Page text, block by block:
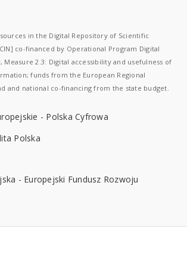
in the Digital Repository of Scientific
co-financed by Operational Program Digital
Measure 2.3: Digital accessibility and usefulness of
funds from the European Regional
and national co-financing from the state budget.